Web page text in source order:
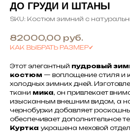
ДО ГРУДИ И ШТАНЫ
SKU: Костюм зимний с
82000,00 руб.
КАК ВЫБРАТЬ РАЗМЕР✔
Этот элегантный пудровый
костюм — воплощение стиля и
холодных зимних дней.
ткани мика, он привлекает
изысканным внешним видом, а
чернобурки добавляет
обеспечивает дополнительное
Куртка украшена меховой